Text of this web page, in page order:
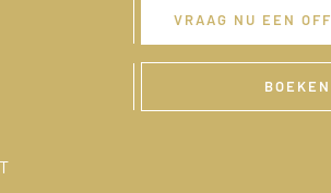
VRAAG NU EEN
BOEKEN